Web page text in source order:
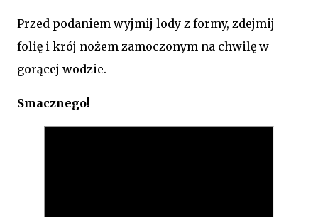
Przed podaniem wyjmij lody z formy, zdejmij
folię i krój nożem zamoczonym na chwilę w
gorącej wodzie.
Smacznego!